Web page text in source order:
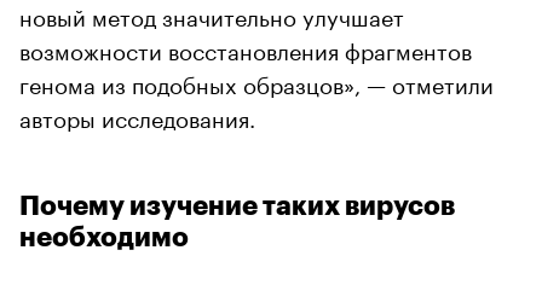
новый метод значительно улучшает
возможности восстановления фрагментов
генома из подобных образцов», — отметили
авторы исследования.
Почему изучение таких вирусов
необходимо